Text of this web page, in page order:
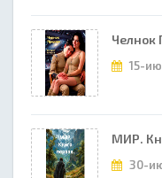
Челнок
15-
МИР.
30-